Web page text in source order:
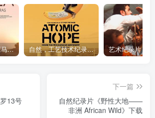
社会生活纪录片《马加拉 Makala》下载 自然，工艺技术纪录片《原子能的希望 Atomic Hope – Inside the Pro-Nuclear Movement》下载
13号
下一篇
自然纪录片《野性大地——
非洲 African Wild》下载